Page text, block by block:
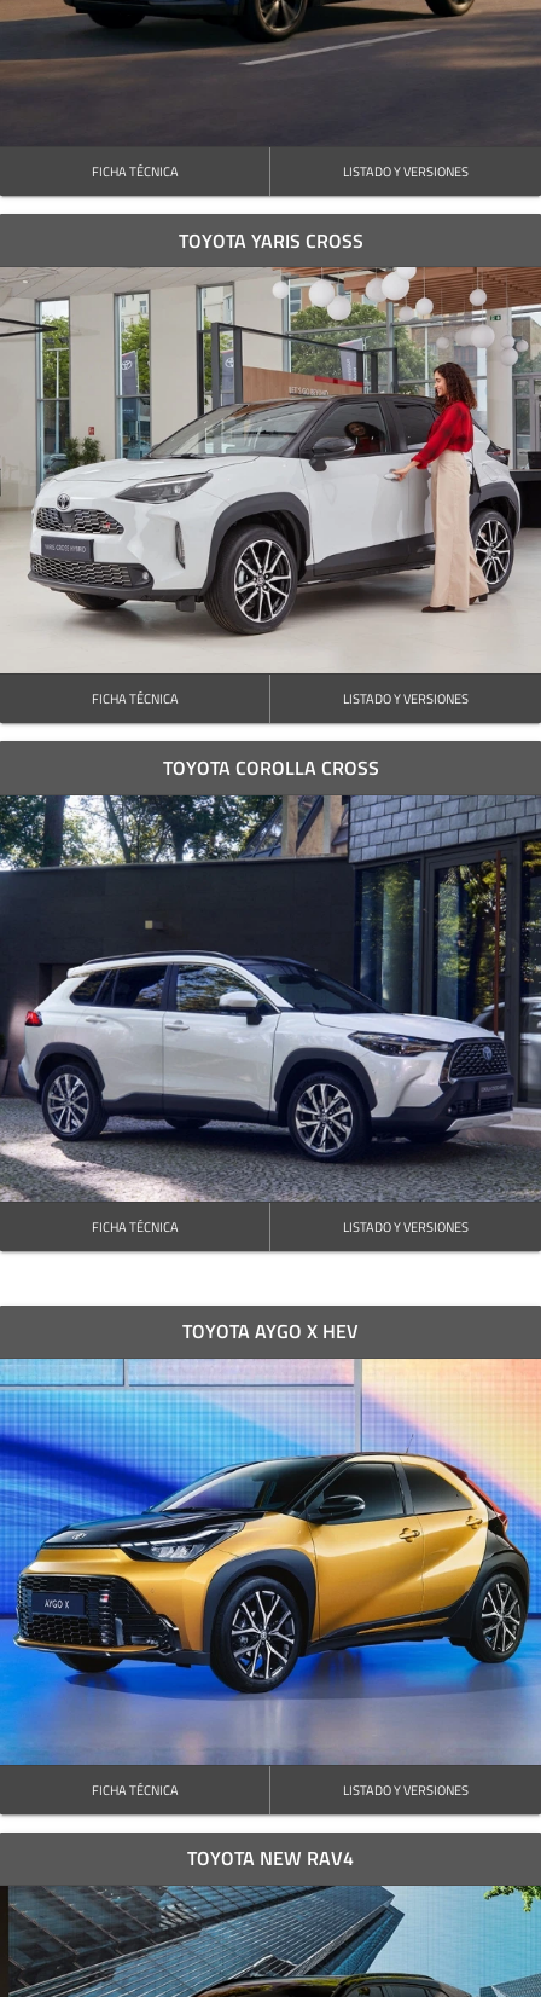
FICHA TÉCNICA LISTADO Y VERSIONES
TOYOTA YARIS CROSS
FICHA TÉCNICA LISTADO Y VERSIONES
TOYOTA COROLLA CROSS
FICHA TÉCNICA LISTADO Y VERSIONES
TOYOTA AYGO X HEV
FICHA TÉCNICA LISTADO Y VERSIONES
TOYOTA NEW RAV4